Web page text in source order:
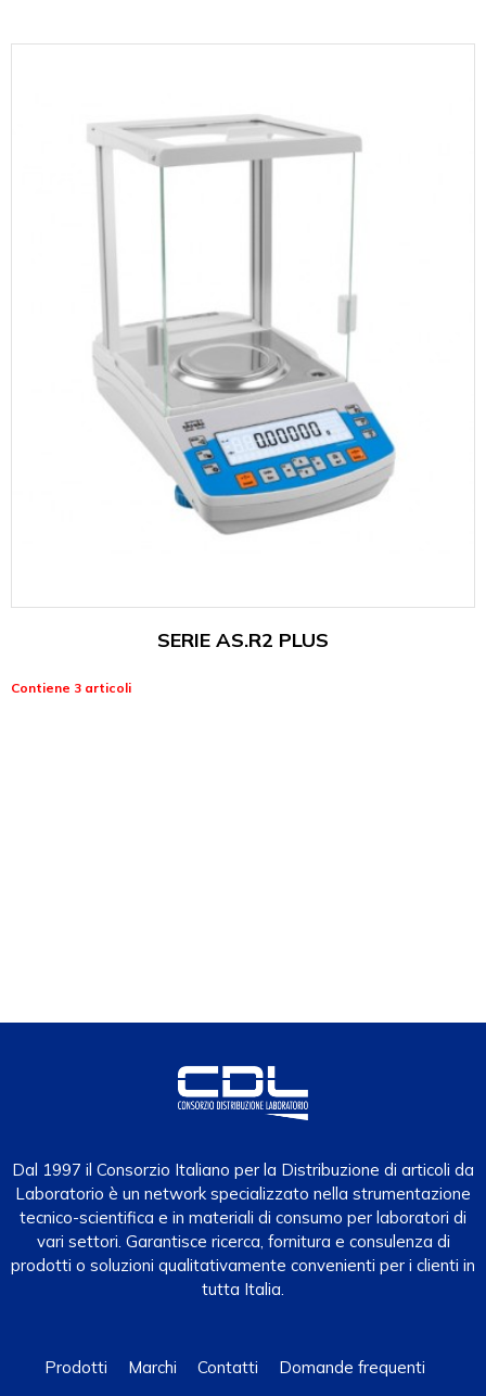
SERIE AS.R2 PLUS
Contiene 3 articoli
Dal 1997 il Consorzio Italiano per la Distribuzione di articoli da
Laboratorio è un network specializzato nella strumentazione
tecnico-scientifica e in materiali di consumo per laboratori di
vari settori. Garantisce ricerca, fornitura e consulenza di
prodotti o soluzioni qualitativamente convenienti per i clienti in
tutta Italia.
Prodotti Marchi Contatti Domande frequenti